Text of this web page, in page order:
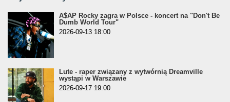
A$AP Rocky zagra w Polsce - koncert na "Don't Be
Dumb World Tour"
2026-09-13 18:00
Lute - raper związany z wytwórnią Dreamville
wystąpi w Warszawie
2026-09-17 19:00